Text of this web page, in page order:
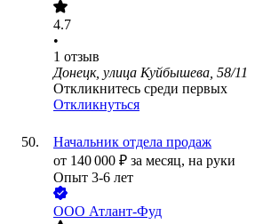
4.7
•
1 отзыв
Донецк, улица Куйбышева, 58/11
Откликнитесь среди первых
Откликнуться
Начальник отдела продаж
от 140 000 ₽ за месяц, на руки
Опыт 3-6 лет
ООО Атлант-Фуд